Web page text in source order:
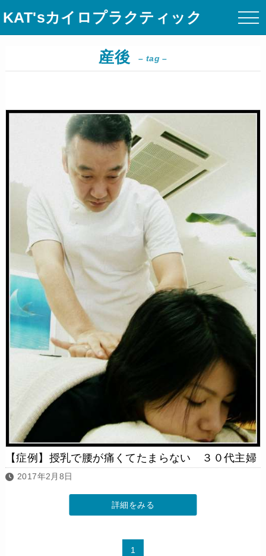
KAT'sカイロプラクティック
産後 – tag –
【症例】授乳で腰が痛くてたまらない ３０代主婦
2017年2月8日
詳細をみる
1